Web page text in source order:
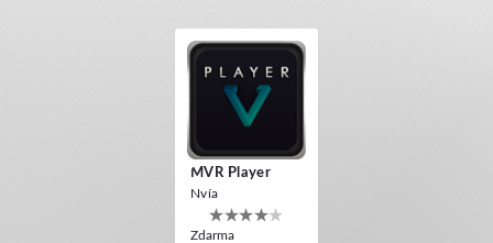
MVR Player
Nvía
Zdarma